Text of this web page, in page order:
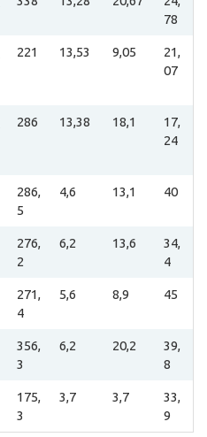
78
221 13,53 9,05
21,
07
286 13,38 18,1
17,
24
286,
5
4,6 13,1 40
276,
2
6,2 13,6
34,
4
271,
4
5,6 8,9 45
356,
3
6,2 20,2
39,
8
175,
3
3,7 3,7
33,
9